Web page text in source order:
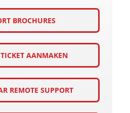
BROCHURES
AANMAKEN
REMOTE SUPPORT